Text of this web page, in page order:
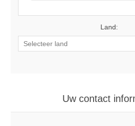
Land:
Uw contact